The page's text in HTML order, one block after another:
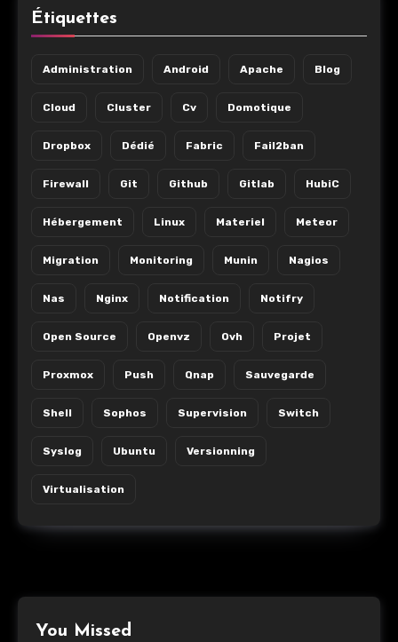
Étiquettes
Administration Android Apache Blog
Cloud Cluster Cv Domotique
Dropbox Dédié Fabric Fail2ban
Firewall Git Github Gitlab HubiC
Hébergement Linux Materiel Meteor
Migration Monitoring Munin Nagios
Nas Nginx Notification Notifry
Open Source Openvz Ovh Projet
Proxmox Push Qnap Sauvegarde
Shell Sophos Supervision Switch
Syslog Ubuntu Versionning
Virtualisation
You Missed